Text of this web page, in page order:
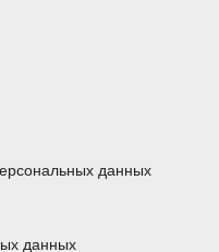
данных
данных